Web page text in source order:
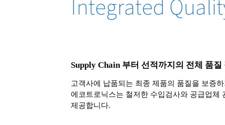
Integrated
Supply Chain 부터 선적까지의 전체 품질
고객사에 납품되는 최종 제품의 품질을 보증
에코트로닉스는 철저한 수입검사와 공급업체
제공합니다.